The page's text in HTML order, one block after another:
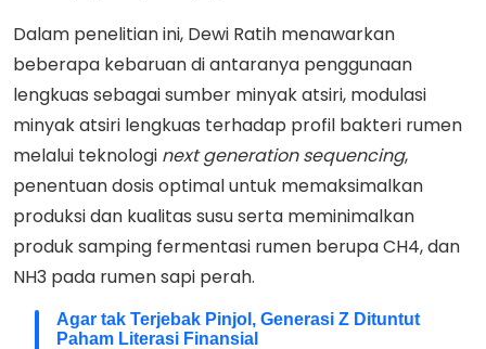
Dalam penelitian ini, Dewi Ratih menawarkan
beberapa kebaruan di antaranya penggunaan
lengkuas sebagai sumber minyak atsiri, modulasi
minyak atsiri lengkuas terhadap profil bakteri rumen
melalui teknologi next generation sequencing,
penentuan dosis optimal untuk memaksimalkan
produksi dan kualitas susu serta meminimalkan
produk samping fermentasi rumen berupa CH4, dan
NH3 pada rumen sapi perah.
Agar tak Terjebak Pinjol, Generasi Z Dituntut
Paham Literasi Finansial